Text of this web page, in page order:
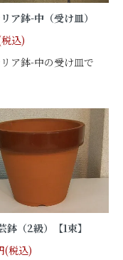
ア鉢-中（受け皿）
込)
ア鉢-中の受け皿で
鉢（2級）【1束】
(税込)